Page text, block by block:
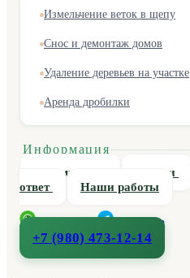
Измельчение веток в щепу
Снос и демонтаж домов
Удаление деревьев на участке
Аренда дробилки
Информация
О компании Статьи
ответ
Наши работы
Telegram
+7 (980) 473-12-14